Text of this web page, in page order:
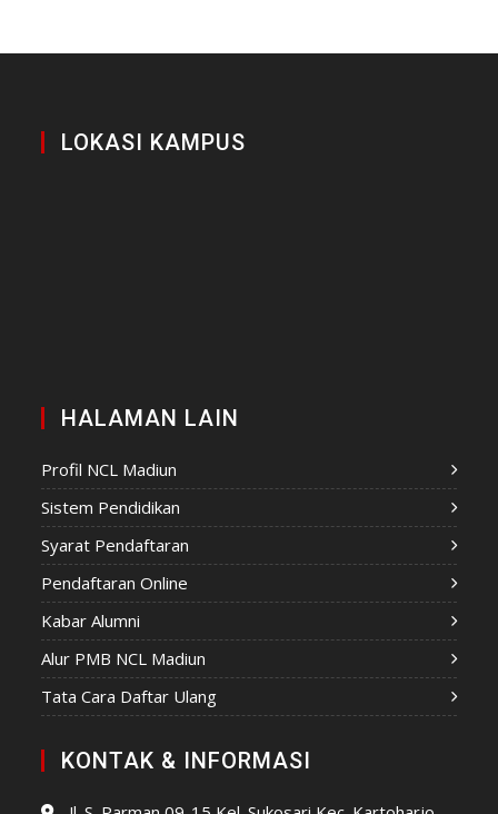
LOKASI KAMPUS
HALAMAN LAIN
Profil NCL Madiun
Sistem Pendidikan
Syarat Pendaftaran
Pendaftaran Online
Kabar Alumni
Alur PMB NCL Madiun
Tata Cara Daftar Ulang
KONTAK & INFORMASI